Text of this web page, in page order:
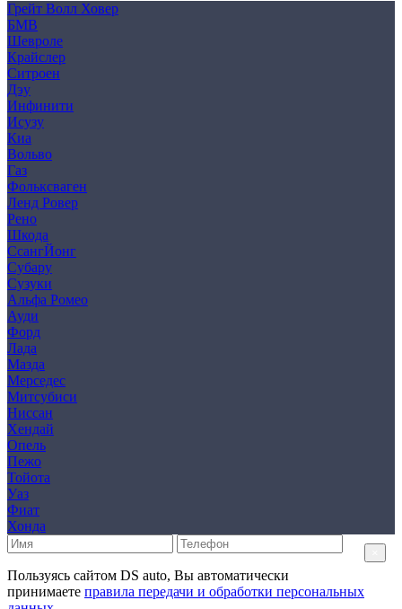
Грейт Волл Ховер
БМВ
Шевроле
Крайслер
Ситроен
Дэу
Инфинити
Исузу
Киа
Вольво
Газ
Фольксваген
Ленд Ровер
Рено
Шкода
СсангЙонг
Субару
Сузуки
Альфа Ромео
Ауди
Форд
Лада
Мазда
Мерседес
Митсубиси
Ниссан
Хендай
Опель
Пежо
Тойота
Уаз
Фиат
Хонда
Пользуясь сайтом DS auto, Вы автоматически
принимаете правила передачи и обработки персональных